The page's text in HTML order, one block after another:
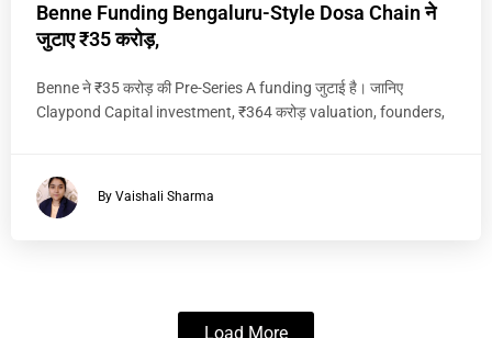
Benne Funding Bengaluru-Style Dosa Chain ने
जुटाए ₹35 करोड़,
Benne ने ₹35 करोड़ की Pre-Series A funding जुटाई है। जानिए
Claypond Capital investment, ₹364 करोड़ valuation, founders,
By Vaishali Sharma
Load More